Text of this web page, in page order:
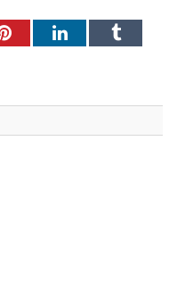
PinterestLinkedInTumblr